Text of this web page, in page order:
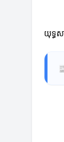
យុទ្ធស